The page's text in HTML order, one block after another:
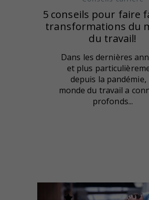
5 conseils pour faire
transformations du
du travail!
Dans les dernières
et plus
depuis la pandémie,
monde du travail a
profonds...